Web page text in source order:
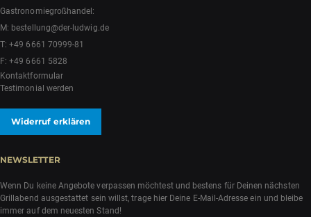
Gastronomiegroßhandel:
M: bestellung@der-ludwig.de
T:+49 6661 70999-81
F: +49 6661 5828
Kontaktformular
Testimonial werden
Widerruf erklären
NEWSLETTER
Wenn Du keine Angebote verpassen möchtest und bestens für Deinen nächsten
Grillabend ausgestattet sein willst, trage hier Deine E-Mail-Adresse ein und bleibe
immer auf dem neuesten Stand!